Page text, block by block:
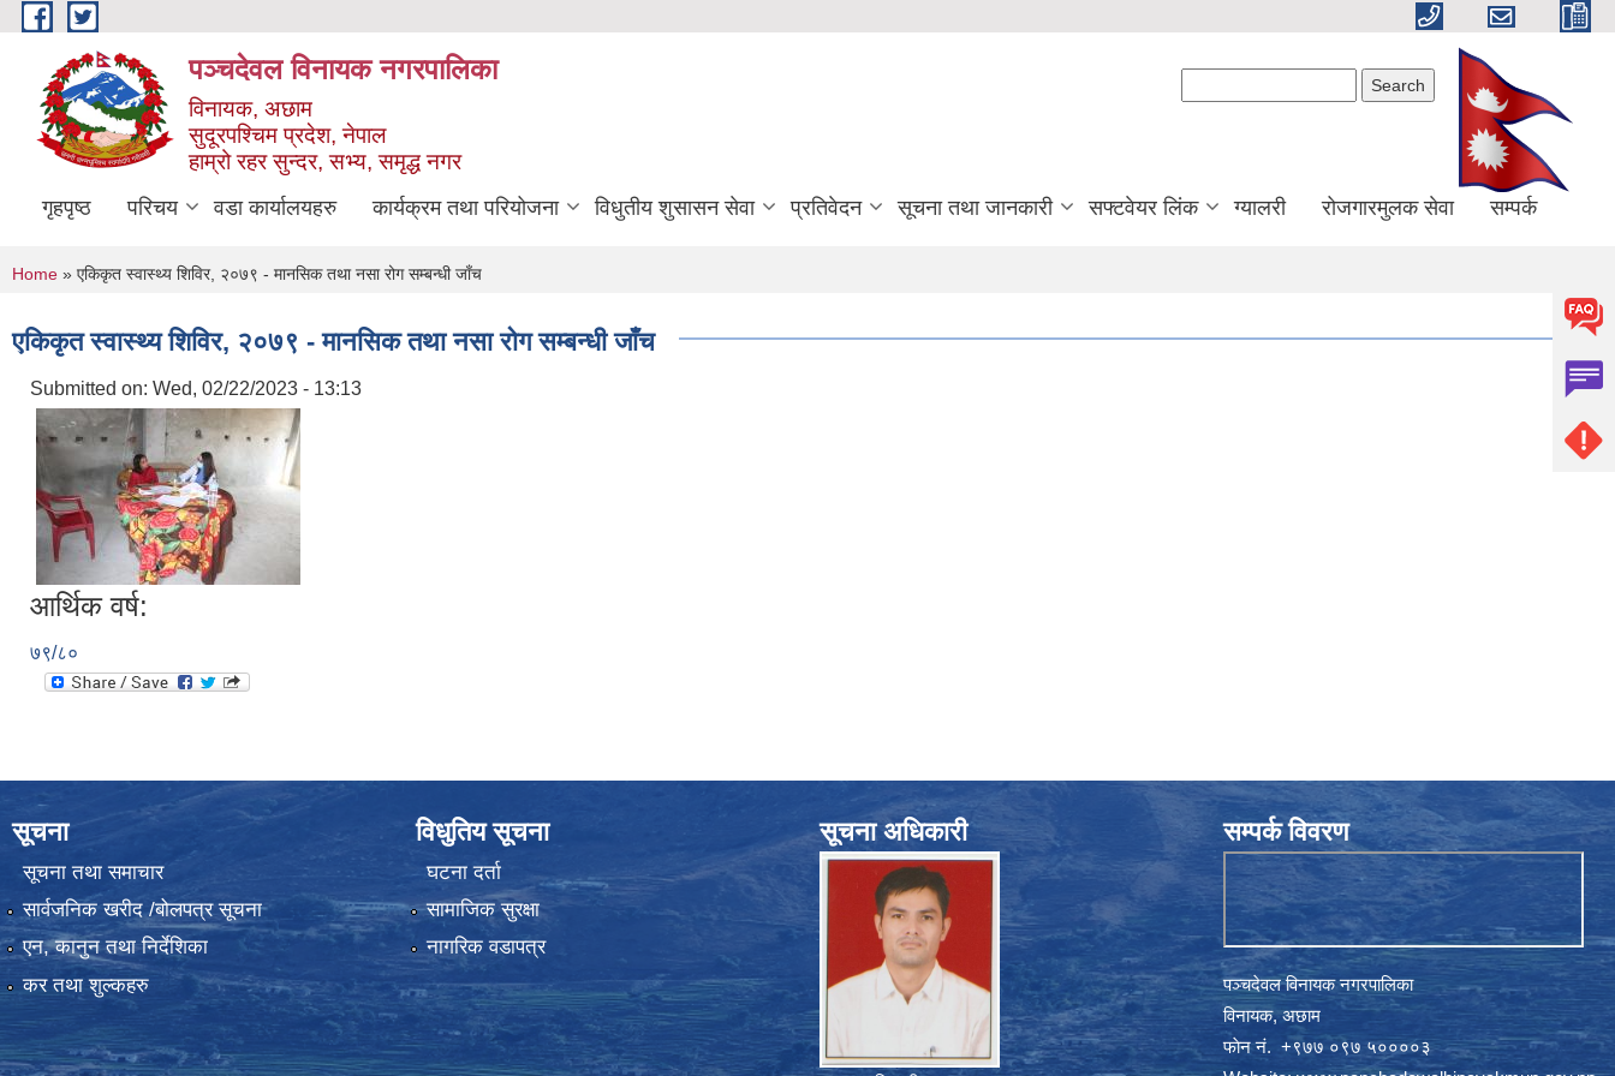
Skip to main content
पञ्चदेवल विनायक नगरपालिका
विनायक, अछाम
सुदूरपश्चिम प्रदेश, नेपाल
हाम्रो रहर सुन्दर, सभ्य, समृद्ध नगर
गृहपृष्ठ परिचय वडा कार्यालयहरु कार्यक्रम तथा परियोजना विधुतीय शुसासन सेवा प्रतिवेदन सूचना तथा जानकारी सफ्टवेयर लिंक ग्यालरी रोजगारमुलक सेवा सम्पर्क
You are here
Home » एकिकृत स्वास्थ्य शिविर, २०७९ - मानसिक तथा नसा रोग सम्बन्धी जाँच
एकिकृत स्वास्थ्य शिविर, २०७९ - मानसिक तथा नसा रोग सम्बन्धी जाँच
Submitted on: Wed, 02/22/2023 - 13:13
आर्थिक वर्ष:
७९/८०
सूचना
सूचना तथा समाचार
सार्वजनिक खरीद /बोलपत्र सूचना
एन, कानुन तथा निर्देशिका
कर तथा शुल्कहरु
विधुतिय सूचना
घटना दर्ता
सामाजिक सुरक्षा
नागरिक वडापत्र
सूचना अधिकारी सम्पर्क विवरण
पञ्चदेवल विनायक नगरपालिका
विनायक, अछाम
फाेन नं‍‍‍‍. ‌+९७७ ०९७ ५००००३